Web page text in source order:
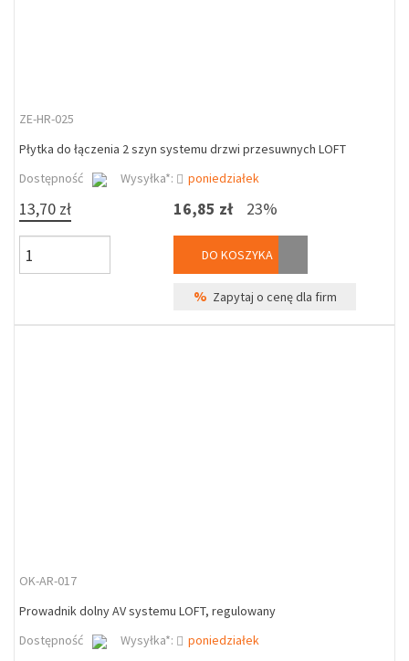
ZE-HR-025
Płytka do łączenia 2 szyn systemu drzwi przesuwnych LOFT
Dostępność
Wysyłka*: poniedziałek
13,70 zł 16,85 zł 23%
DO KOSZYKA
% Zapytaj o cenę dla firm
OK-AR-017
Prowadnik dolny AV systemu LOFT, regulowany
Dostępność
Wysyłka*: poniedziałek